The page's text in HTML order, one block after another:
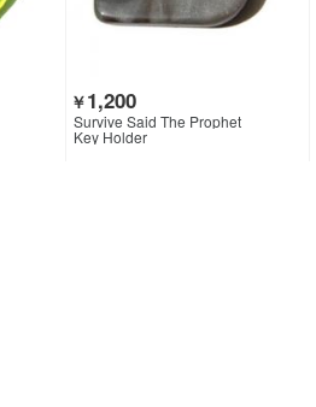
￥1,200
Survive Said The Prophet
Key Holder